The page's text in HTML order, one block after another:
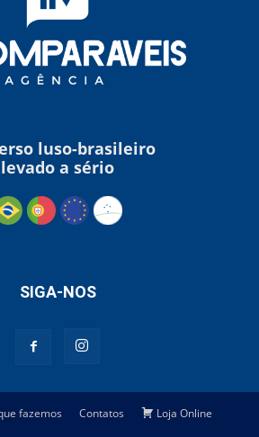
luso-brasileiro
levado a sério
SIGA-NOS
fazemos Contatos Loja Online